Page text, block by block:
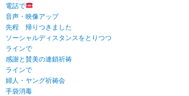
電話で
音声・映像アップ
先程 帰りつきました
ソーシャルディスタンスをとりつつ
ラインで
感謝と賛美の連鎖祈祷
ラインで
婦人・ヤング祈祷会
手袋消毒